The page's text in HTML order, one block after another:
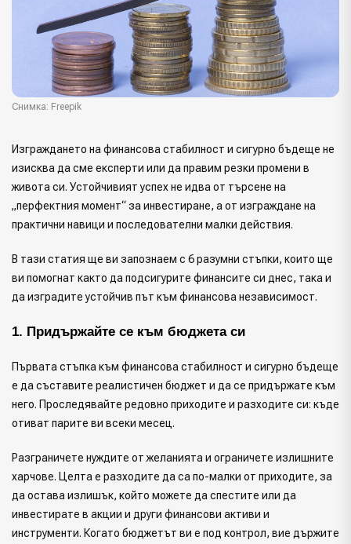
Снимка: Freepik
Изграждането на финансова стабилност и сигурно бъдеще не
изисква да сме експерти или да правим резки промени в
живота си. Устойчивият успех не идва от търсене на
„перфектния момент“ за инвестиране, а от изграждане на
практични навици и последователни малки действия.
В тази статия ще ви запознаем с 6 разумни стъпки, които ще
ви помогнат както да подсигурите финансите си днес, така и
да изградите устойчив път към финансова независимост.
1. Придържайте се към бюджета си
Първата стъпка към финансова стабилност и сигурно бъдеще
е да съставите реалистичен бюджет и да се придържате към
него. Проследявайте редовно приходите и разходите си: къде
отиват парите ви всеки месец.
Разграничете нуждите от желанията и ограничете излишните
харчове. Целта е разходите да са по-малки от приходите, за
да остава излишък, който можете да спестите или да
инвестирате в акции и други финансови активи и
инструменти. Когато бюджетът ви е под контрол, вие държите